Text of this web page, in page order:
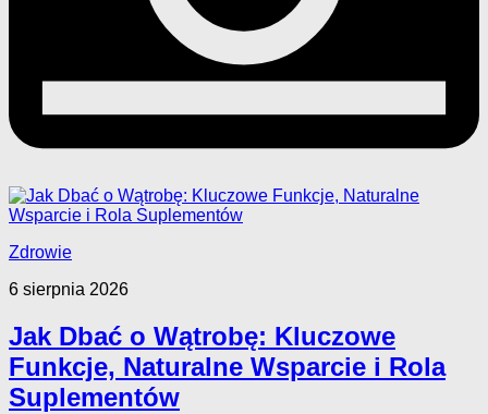
Zdrowie
6 sierpnia 2026
Jak Dbać o Wątrobę: Kluczowe
Funkcje, Naturalne Wsparcie i Rola
Suplementów